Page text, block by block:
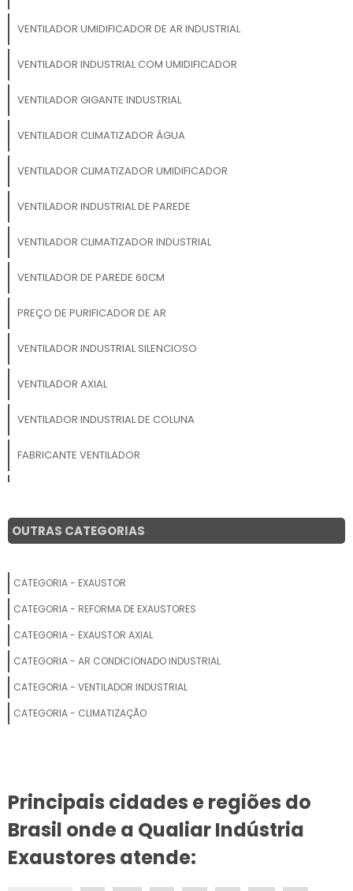
VENTILADOR UMIDIFICADOR DE AR INDUSTRIAL
VENTILADOR INDUSTRIAL COM UMIDIFICADOR
VENTILADOR GIGANTE INDUSTRIAL
VENTILADOR CLIMATIZADOR ÁGUA
VENTILADOR CLIMATIZADOR UMIDIFICADOR
VENTILADOR INDUSTRIAL DE PAREDE
VENTILADOR CLIMATIZADOR INDUSTRIAL
VENTILADOR DE PAREDE 60CM
PREÇO DE PURIFICADOR DE AR
VENTILADOR INDUSTRIAL SILENCIOSO
VENTILADOR AXIAL
VENTILADOR INDUSTRIAL DE COLUNA
FABRICANTE VENTILADOR
VENTILADOR COMERCIAL
VENTILADOR INDUSTRIAL
PREÇO VENTILADOR UMIDIFICADOR CLIMATIZADOR
VENTILADOR PEDESTAL
OUTRAS CATEGORIAS
CATEGORIA - EXAUSTOR
CATEGORIA - REFORMA DE EXAUSTORES
CATEGORIA - EXAUSTOR AXIAL
CATEGORIA - AR CONDICIONADO INDUSTRIAL
CATEGORIA - VENTILADOR INDUSTRIAL
CATEGORIA - CLIMATIZAÇÃO
Principais cidades e regiões do
Brasil onde a Qualiar Indústria
Exaustores atende: